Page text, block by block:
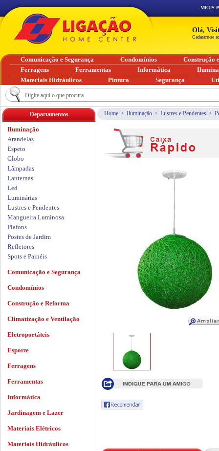
Home > Iluminação > Lustres e Pendentes >
Departamentos
Iluminação
Arandelas
Espeto
Globo
Lâmpadas
Lanternas
Led
Luminárias
Lustres e Pendentes
Mangueira Luminosa
Plafons
Postes de Jardim
Refletores
Spots e Painéis
Comunicação e Segurança
Condomínios
Construção e Reforma
Climatização e Ventilação
Eletroportáteis
Esporte
Ferragens
Ferramentas
Informática
Jardinagem e Lazer
Materiais Elétricos
Materiais Hidráulicos
MEUS
Olá,
Cadastre-se
Comunicação e Segurança Condomínios
Construção
Ferragens
Ferramentas Informática
Materiais Hidráulicos
Pintura Segurança